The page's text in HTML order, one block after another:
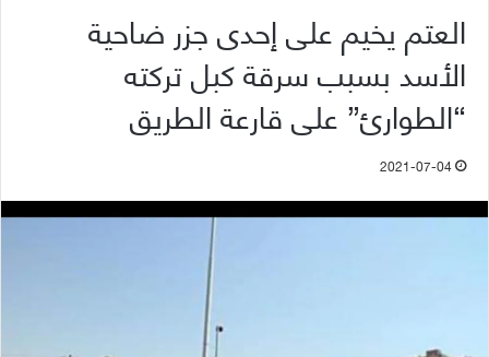
العتم يخيم على إحدى جزر ضاحية
الأسد بسبب سرقة كبل تركته
“الطوارئ” على قارعة الطريق
2021-07-04